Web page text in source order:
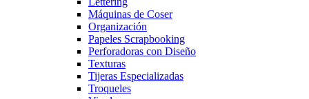
Máquinas de Coser
Organización
Papeles Scrapbooking
Perforadoras con Diseño
Texturas
Tijeras Especializadas
Troqueles